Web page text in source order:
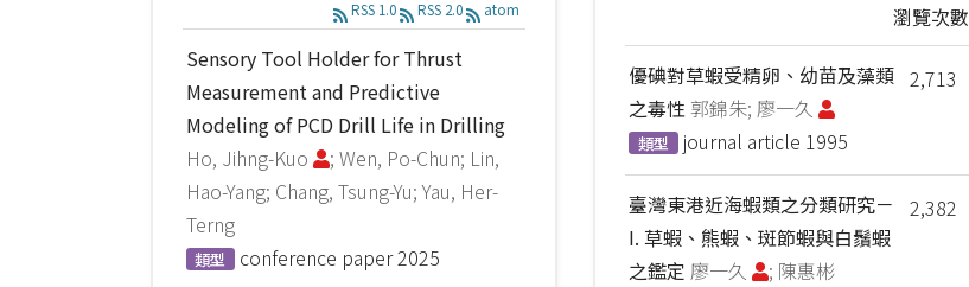
RSS 1.0 RSS 2.0 atom
Sensory Tool Holder for Thrust
Measurement and Predictive
Modeling of PCD Drill Life in Drilling
Ho, Jihng-Kuo
; Wen, Po-Chun; Lin,
Hao-Yang; Chang, Tsung-Yu; Yau, Her-
Terng
類型 conference paper2025
瀏覽次數
2,713
優碘對草蝦受精卵、幼苗及藻類
之毒性郭錦朱; 廖一久
類型 journal article 1995
2,382
臺灣東港近海蝦類之分類研究－
I. 草蝦、熊蝦、斑節蝦與白鬚蝦
之鑑定 廖一久 ; 陳惠彬